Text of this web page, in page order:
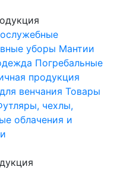
уборы Мантии
Погребальные
продукция
венчания Товары
чехлы,
облачения и